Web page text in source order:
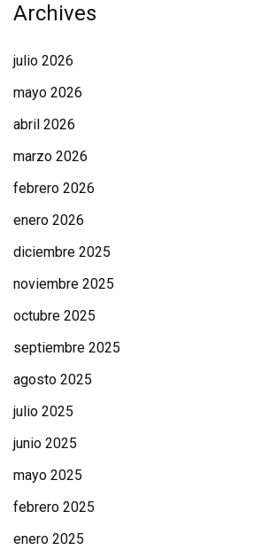
Archives
julio 2026
mayo 2026
abril 2026
marzo 2026
febrero 2026
enero 2026
diciembre 2025
noviembre 2025
octubre 2025
septiembre 2025
agosto 2025
julio 2025
junio 2025
mayo 2025
febrero 2025
enero 2025